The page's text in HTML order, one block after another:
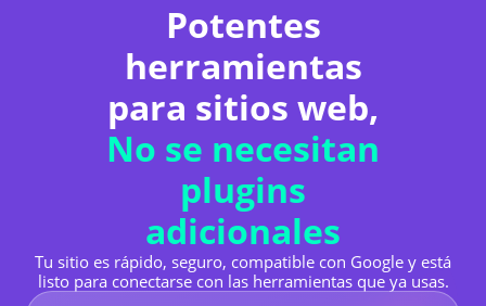
Potentes
herramientas
para sitios web,
No se necesitan
plugins
adicionales
Tu sitio es rápido, seguro, compatible con Google y está
listo para conectarse con las herramientas que ya usas.